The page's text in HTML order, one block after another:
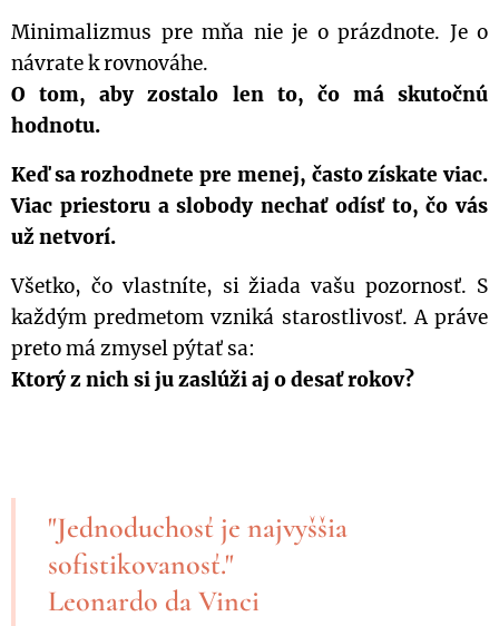
Minimalizmus pre mňa nie je o prázdnote. Je o
návrate k rovnováhe.
O tom, aby zostalo len to, čo má skutočnú
hodnotu.
Keď sa rozhodnete pre menej, často získate viac.
Viac priestoru a slobody nechať odísť to, čo vás
už netvorí.
Všetko, čo vlastníte, si žiada vašu pozornosť. S
každým predmetom vzniká starostlivosť. A práve
preto má zmysel pýtať sa:
Ktorý z nich si ju zaslúži aj o desať rokov?
"Jednoduchosť je najvyššia
sofistikovanosť."
Leonardo da Vinci